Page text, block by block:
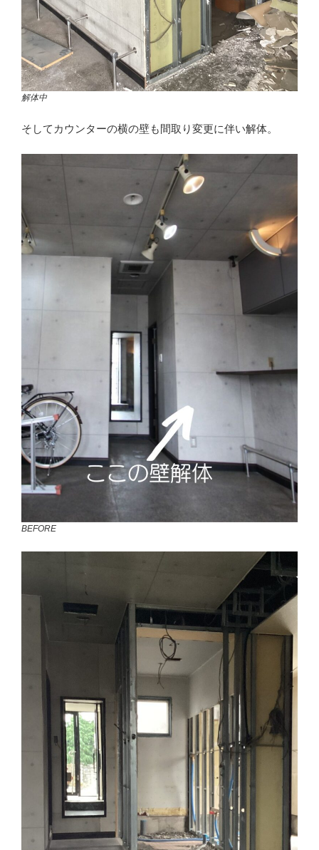
解体中
そしてカウンターの横の壁も間取り変更に伴い解体。
BEFORE